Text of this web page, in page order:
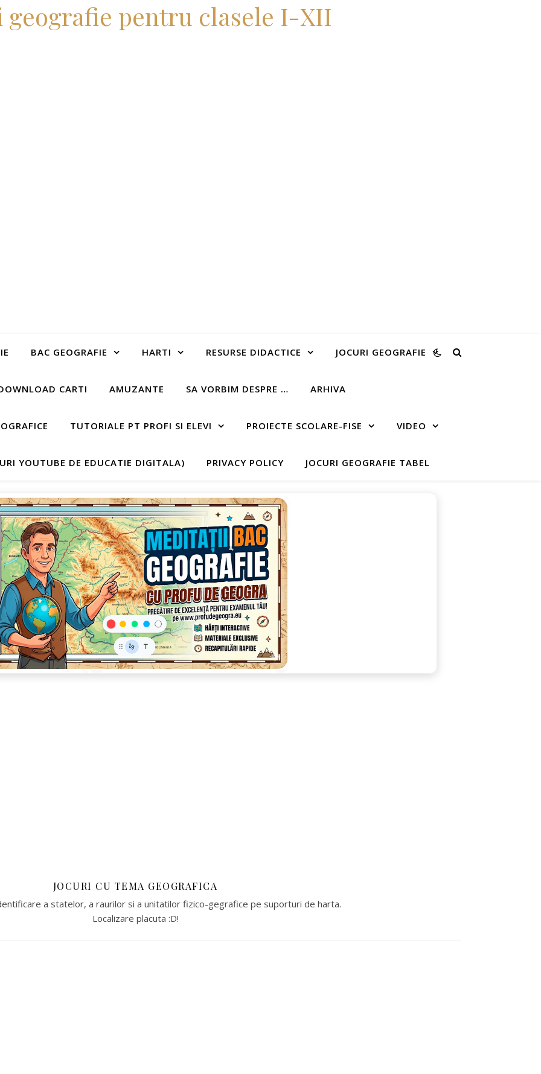
geografie pentru clasele I-XII
BAC GEOGRAFIE HARTI RESURSE DIDACTICE JOCURI GEOGRAFIE
CARTI AMUZANTE SA VORBIM DESPRE … ARHIVA
TUTORIALE PT PROFI SI ELEVI PROIECTE SCOLARE-FISE VIDEO
YOUTUBE DE EDUCATIE DIGITALA) PRIVACY POLICY JOCURI GEOGRAFIE TABEL
JOCURI CU TEMA GEOGRAFICA
a statelor, a raurilor si a unitatilor fizico-gegrafice pe suporturi de harta.
Localizare placuta :D!